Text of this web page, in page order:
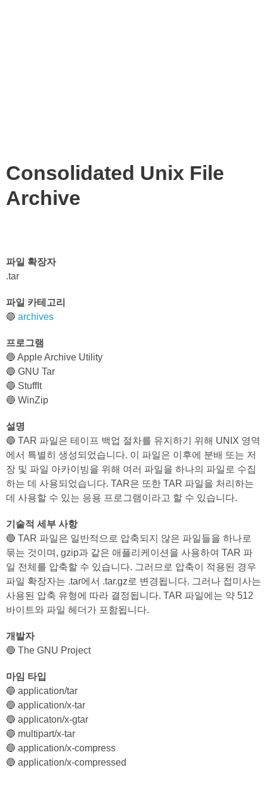
Consolidated Unix File
Archive
파일 확장자
.tar
파일 카테고리
🔵 archives
프로그램
🔵 Apple Archive Utility
🔵 GNU Tar
🔵 StuffIt
🔵 WinZip
설명
🔵 TAR 파일은 테이프 백업 절차를 유지하기 위해 UNIX 영역
에서 특별히 생성되었습니다. 이 파일은 이후에 분배 또는 저
장 및 파일 아카이빙을 위해 여러 파일을 하나의 파일로 수집
하는 데 사용되었습니다. TAR은 또한 TAR 파일을 처리하는
데 사용할 수 있는 응용 프로그램이라고 할 수 있습니다.
기술적 세부 사항
🔵 TAR 파일은 일반적으로 압축되지 않은 파일들을 하나로
묶는 것이며, gzip과 같은 애플리케이션을 사용하여 TAR 파
일 전체를 압축할 수 있습니다. 그러므로 압축이 적용된 경우
파일 확장자는 .tar에서 .tar.gz로 변경됩니다. 그러나 접미사는
사용된 압축 유형에 따라 결정됩니다. TAR 파일에는 약 512
바이트와 파일 헤더가 포함됩니다.
개발자
🔵 The GNU Project
마임 타입
🔵 application/tar
🔵 application/x-tar
🔵 applicaton/x-gtar
🔵 multipart/x-tar
🔵 application/x-compress
🔵 application/x-compressed